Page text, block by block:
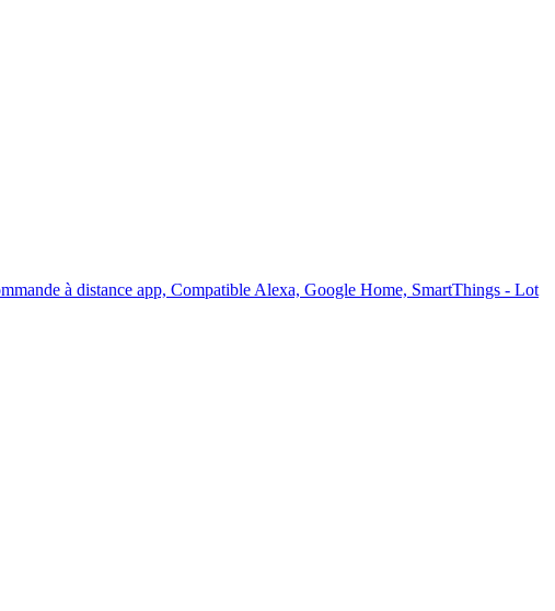
à distance app, Compatible Alexa, Google Home, SmartThings - Lot